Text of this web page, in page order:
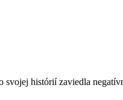
histórií zaviedla